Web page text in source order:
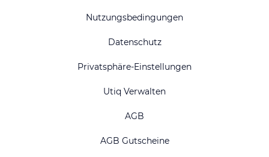
Nutzungsbedingungen
Datenschutz
Privatsphäre-Einstellungen
Utiq Verwalten
AGB
AGB Gutscheine